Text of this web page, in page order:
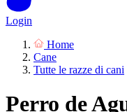
Login
Home
Cane
Tutte le razze di cani
Perro de